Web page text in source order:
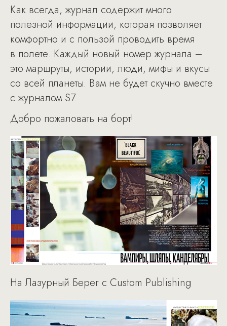
Как всегда, журнал содержит много
полезной информации, которая позволяет
комфортно и с пользой проводить время
в полете. Каждый новый номер журнала –
это маршруты, истории, люди, мифы и вкусы
со всей планеты. Вам не будет скучно вместе
с журналом S7.
Добро пожаловать на борт!
На Лазурный Берег с Custom Publishing